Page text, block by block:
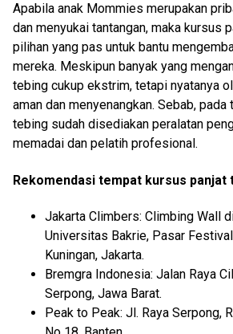
Apabila anak Mommies merupakan
dan menyukai tantangan, maka kursus
pilihan yang pas untuk bantu
mereka. Meskipun banyak yang
tebing cukup ekstrim, tetapi nyatanya
aman dan menyenangkan. Sebab,
tebing sudah disediakan peralatan
memadai dan pelatih profesional.
Rekomendasi tempat kursus panjat
Jakarta Climbers: Climbing Wall
Universitas Bakrie, Pasar
Kuningan, Jakarta.
Bremgra Indonesia: Jalan Raya
Serpong, Jawa Barat.
Peak to Peak: Jl. Raya Serpong,